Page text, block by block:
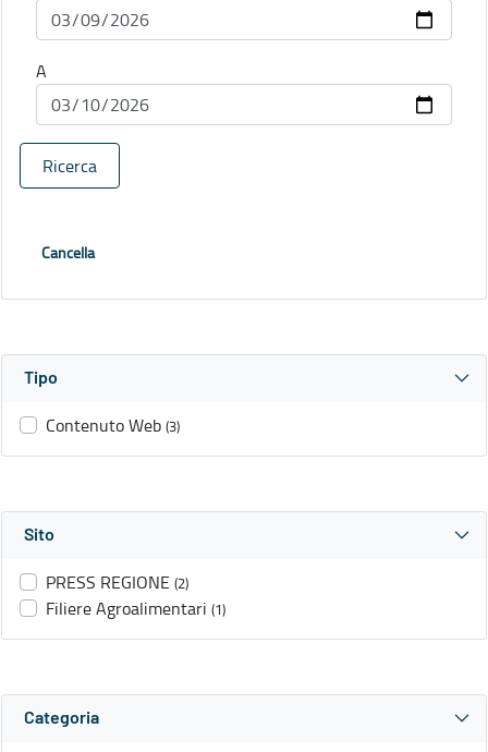
A
Ricerca
Cancella
Tipo
Contenuto Web (3)
Sito
PRESS REGIONE (2)
Filiere Agroalimentari (1)
Categoria